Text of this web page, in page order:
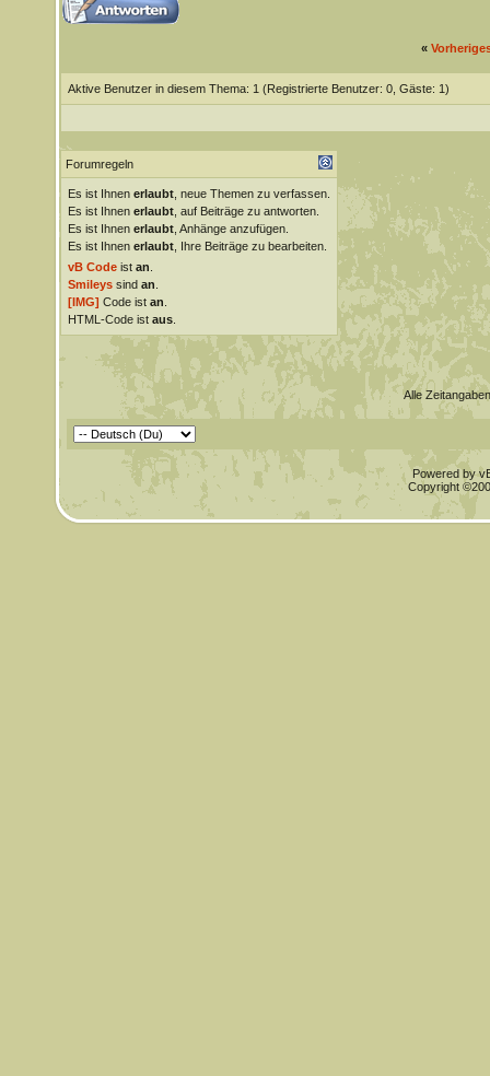
«
Aktive Benutzer in diesem Thema: 1 (Registrierte Benutzer: 0, Gäste: 1)
Forumregeln
Es ist Ihnen erlaubt, neue Themen zu verfassen.
Es ist Ihnen erlaubt, auf Beiträge zu antworten.
Es ist Ihnen erlaubt, Anhänge anzufügen.
Es ist Ihnen erlaubt, Ihre Beiträge zu bearbeiten.
vB Codeist an
Smileyssind an
[IMG] Code ist an
HTML-Code ist aus.
Alle
Powered by
Copyright